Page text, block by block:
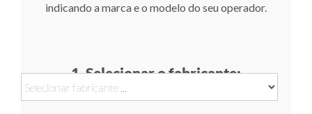
indicando a marca e o modelo do seu operador.
1. Selecionar o fabricante: